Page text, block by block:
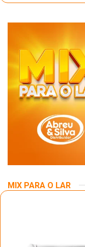
MIX PARA O LAR